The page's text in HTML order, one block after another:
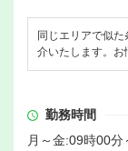
同じエリアで似
介いたします。
勤務時間
月～金:09時00